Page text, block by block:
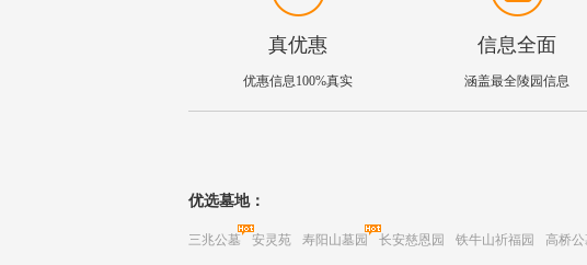
真优惠
优惠信息100%真实
信息全面
涵盖最全陵园信息
优选墓地：
三兆公墓 安灵苑 寿阳山墓园 长安慈恩园 铁牛山祈福园 高桥公